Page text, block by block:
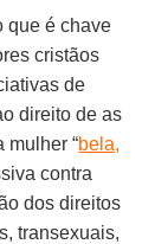
que é chave
cristãos
de
direito de as
mulher “bela,
contra
dos direitos
transexuais,